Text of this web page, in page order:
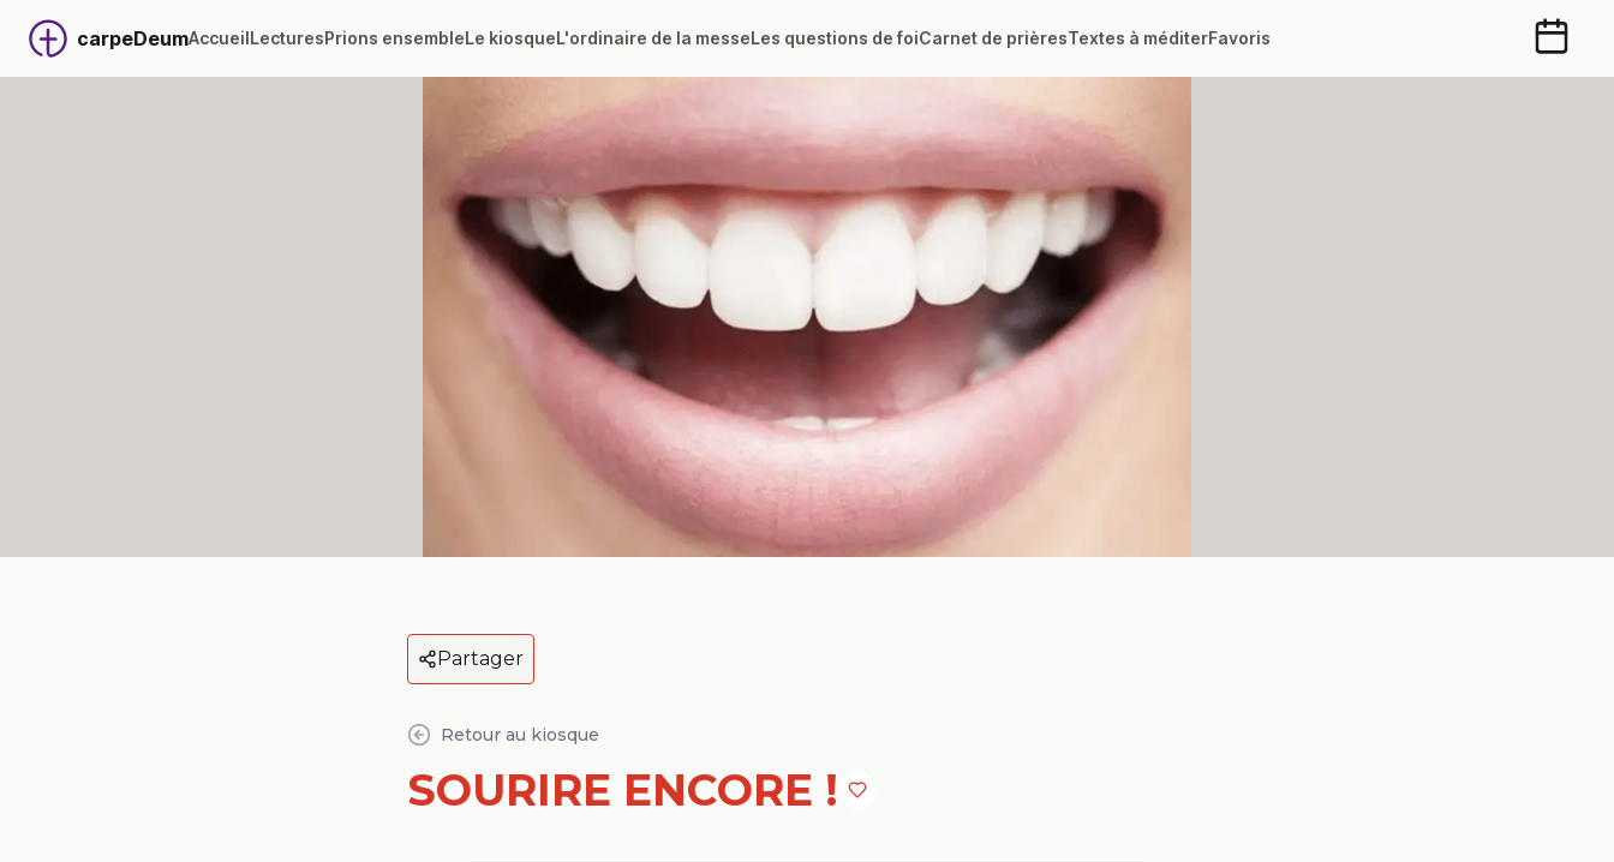
carpeDeumAccueilLecturesPrions ensembleLe kiosqueL'ordinaire de la messeLes questions de foiCarnet de prièresTextes à méditerFavoris
Partager
Retour au kiosque
SOURIRE ENCORE !